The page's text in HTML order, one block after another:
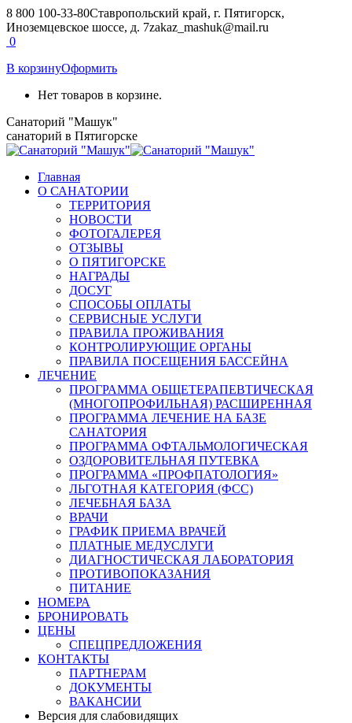
Перейти
к
содержанию
8 800 100-33-80Ставропольский край, г. Пятигорск,
Иноземцевское шоссе, д. 7zakaz_mashuk@mail.ru
Страница
открывается
новом
Страница
открывается
новом
0
В корзинуОформить
Нет товаров в корзине.
Санаторий "Машук"
санаторий в Пятигорске
Главная
О САНАТОРИИ
ТЕРРИТОРИЯ
НОВОСТИ
ФОТОГАЛЕРЕЯ
ОТЗЫВЫ
О ПЯТИГОРСКЕ
НАГРАДЫ
ДОСУГ
СПОСОБЫ ОПЛАТЫ
СЕРВИСНЫЕ УСЛУГИ
ПРАВИЛА ПРОЖИВАНИЯ
КОНТРОЛИРУЮЩИЕ ОРГАНЫ
ПРАВИЛА ПОСЕЩЕНИЯ БАССЕЙНА
ЛЕЧЕНИЕ
ПРОГРАММА ОБЩЕТЕРАПЕВТИЧЕСКАЯ
(МНОГОПРОФИЛЬНАЯ) РАСШИРЕННАЯ
ПРОГРАММА ЛЕЧЕНИЕ НА БАЗЕ
САНАТОРИЯ
ПРОГРАММА ОФТАЛЬМОЛОГИЧЕСКАЯ
ОЗДОРОВИТЕЛЬНАЯ ПУТЕВКА
ПРОГРАММА «ПРОФПАТОЛОГИЯ»
ЛЬГОТНАЯ КАТЕГОРИЯ (ФСС)
ЛЕЧЕБНАЯ БАЗА
ВРАЧИ
ГРАФИК ПРИЕМА ВРАЧЕЙ
ПЛАТНЫЕ МЕДУСЛУГИ
ДИАГНОСТИЧЕСКАЯ ЛАБОРАТОРИЯ
ПРОТИВОПОКАЗАНИЯ
ПИТАНИЕ
НОМЕРА
БРОНИРОВАТЬ
ЦЕНЫ
СПЕЦПРЕДЛОЖЕНИЯ
КОНТАКТЫ
ПАРТНЕРАМ
ДОКУМЕНТЫ
ВАКАНСИИ
Версия для слабовидящих